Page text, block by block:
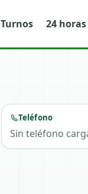
Turnos 24 horas
Teléfono
Sin teléfono